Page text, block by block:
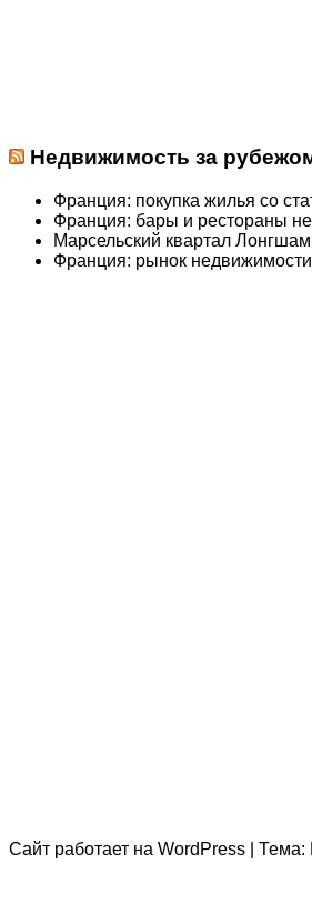
Недвижимость за
Франция: покупка жилья со
Франция: бары и рестораны
Марсельский квартал
Франция: рынок
Сайт работает на WordPress Тема: